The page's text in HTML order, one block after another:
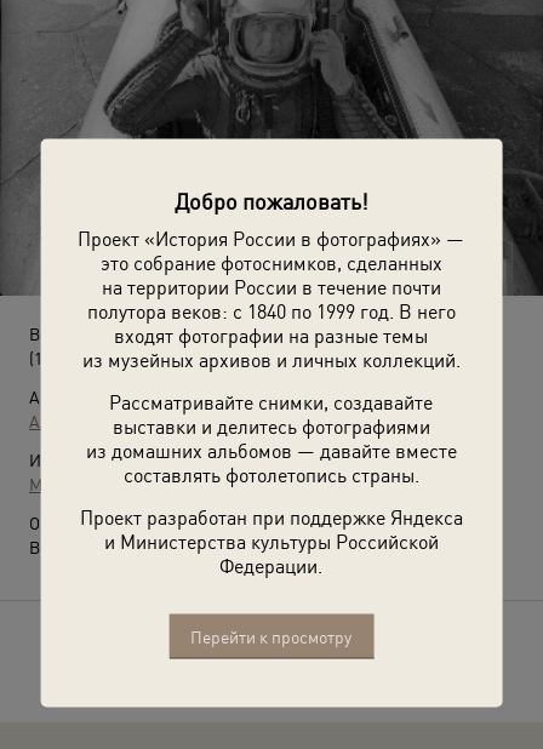
Добро пожаловать!
Проект «История России в фотографиях» —
это собрание фотоснимков, сделанных
на территории России в течение почти
полутора веков: с 1840 по 1999 год. В него
входят фотографии на разные темы
из музейных архивов и личных коллекций.
Рассматривайте снимки, создавайте
выставки и делитесь фотографиями
из домашних альбомов — давайте вместе
составлять фотолетопись страны.
Проект разработан при поддержке Яндекса
и Министерства культуры Российской
Федерации.
Перейти к просмотру
Военный летчик майор Алферов
(1980-е)
Автор:
Александр Стешанов
Источники:
МАММ / МДФ
О фотографии:
Выставка«К взлету готов!»с этой фотографией.
Расскажите друзьям об этом фото